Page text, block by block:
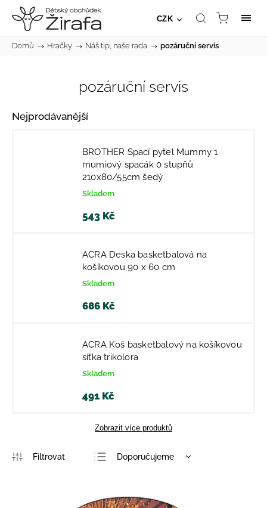
CZK
Domů / Hračky / Náš tip, naše rada / pozáruční servis
pozáruční servis
Nejprodávanější
BROTHER Spací pytel Mummy 1
mumiový spacák 0 stupňů
210x80/55cm šedý
Skladem
543 Kč
ACRA Deska basketbalová na
košíkovou 90 x 60 cm
Skladem
686 Kč
ACRA Koš basketbalový na košíkovou
síťka trikolora
Skladem
491 Kč
Zobrazit více produktů
Doporučujeme
Nejdražší